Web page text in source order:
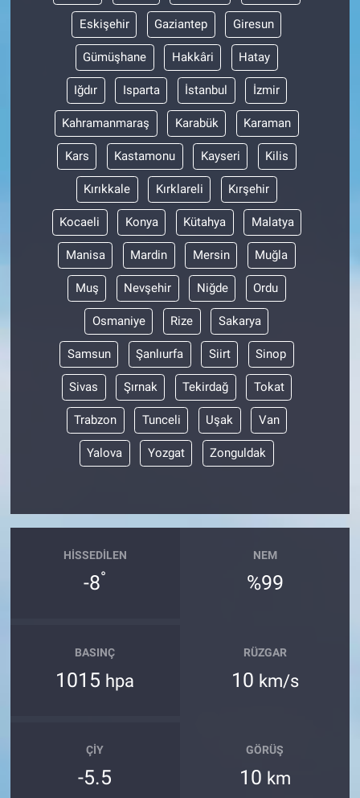
Eskişehir Gaziantep Giresun
Gümüşhane Hakkâri Hatay
Iğdır Isparta İstanbul İzmir
Kahramanmaraş Karabük Karaman
Kars Kastamonu Kayseri Kilis
Kırıkkale Kırklareli Kırşehir
Kocaeli Konya Kütahya Malatya
Manisa Mardin Mersin Muğla
Muş Nevşehir Niğde Ordu
Osmaniye Rize Sakarya
Samsun Şanlıurfa Siirt Sinop
Sivas Şırnak Tekirdağ Tokat
Trabzon Tunceli Uşak Van
Yalova Yozgat Zonguldak
HISSEDILEN
-8°
NEM
%99
BASINÇ
1015 hpa
RÜZGAR
10 km/s
ÇIY
-5.5
GÖRÜŞ
10 km